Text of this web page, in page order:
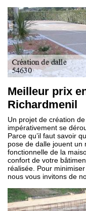
Meilleur prix
Richardmenil
Un projet de création
impérativement se
Parce qu’il faut savoir
pose de dalle jouent un
fonctionnelle de la
confort de votre
réalisée. Pour
nous vous invitons de